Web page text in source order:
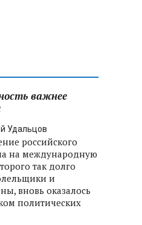
АЗС начнут
по
устойчивого
РФ:
Зарница и
важнее
Удальцов
российского
на международную
так долго
и
вновь оказалось
политических